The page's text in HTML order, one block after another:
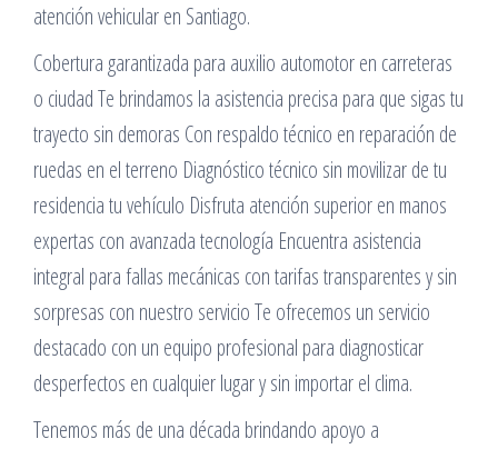
atención vehicular en Santiago.
Cobertura garantizada para auxilio automotor en carreteras
o ciudad Te brindamos la asistencia precisa para que sigas tu
trayecto sin demoras Con respaldo técnico en reparación de
ruedas en el terreno Diagnóstico técnico sin movilizar de tu
residencia tu vehículo Disfruta atención superior en manos
expertas con avanzada tecnología Encuentra asistencia
integral para fallas mecánicas con tarifas transparentes y sin
sorpresas con nuestro servicio Te ofrecemos un servicio
destacado con un equipo profesional para diagnosticar
desperfectos en cualquier lugar y sin importar el clima.
Tenemos más de una década brindando apoyo a